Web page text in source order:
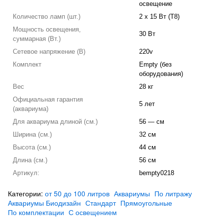
освещение
Количество ламп (шт.)
2 х 15 Вт (T8)
Мощность освещения,
суммарная (Вт.)
30 Вт
Сетевое напряжение (В)
220v
Комплект
Empty (без
оборудования)
Вес
28 кг
Официальная гарантия
(аквариума)
5 лет
Для аквариума длиной (см.)
56 — см
Ширина (см.)
32 см
Высота (см.)
44 см
Длина (см.)
56 см
Артикул:
bempty0218
Категории: от 50 до 100 литров Аквариумы По литражу
Аквариумы Биодизайн Стандарт Прямоугольные
По комплектации С освещением